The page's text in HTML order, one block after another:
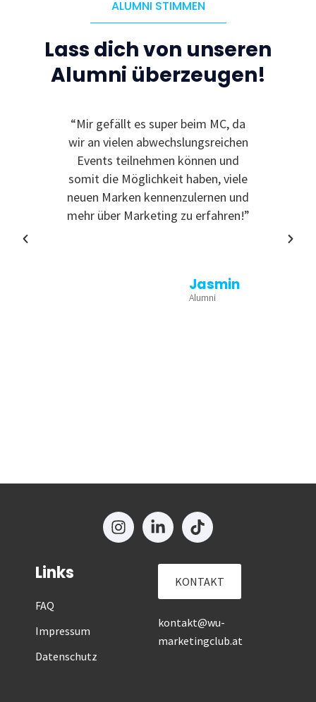
ALUMNI STIMMEN
Lass dich von unseren
Alumni überzeugen!
“Mir gefällt es super beim MC, da
wir an vielen abwechslungsreichen
Events teilnehmen können und
somit die Möglichkeit haben, viele
neuen Marken kennenzulernen und
mehr über Marketing zu erfahren!”
Jasmin
Alumni
Links
FAQ
Impressum
Datenschutz
KONTAKT
kontakt@wu-
marketingclub.at